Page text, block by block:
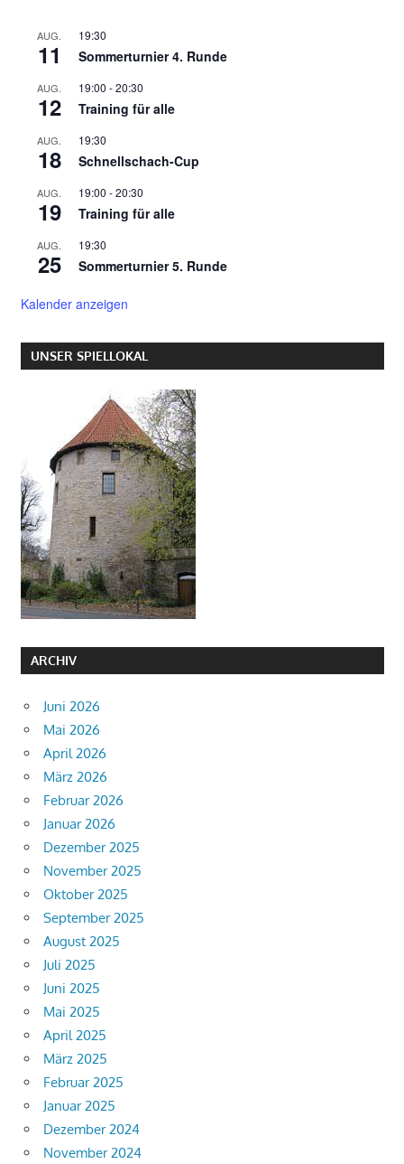
AUG.
11
19:30
Sommerturnier 4. Runde
AUG.
12
19:00 -20:30
Training für alle
AUG.
18
19:30
Schnellschach-Cup
AUG.
19
19:00 -20:30
Training für alle
AUG.
25
19:30
Sommerturnier 5. Runde
Kalender anzeigen
UNSER SPIELLOKAL
ARCHIV
Juni 2026
Mai 2026
April 2026
März 2026
Februar 2026
Januar 2026
Dezember 2025
November 2025
Oktober 2025
September 2025
August 2025
Juli 2025
Juni 2025
Mai 2025
April 2025
März 2025
Februar 2025
Januar 2025
Dezember 2024
November 2024